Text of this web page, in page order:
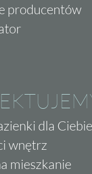
producentów
dla Ciebie
wnętrz
mieszkanie